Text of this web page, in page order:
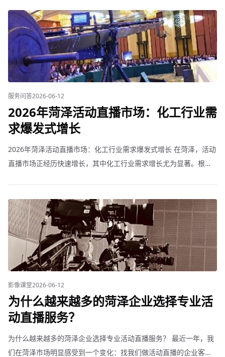
服务问答2026-06-12
2026年菏泽活动直播市场：化工行业需
求爆发式增长
2026年菏泽活动直播市场：化工行业需求爆发式增长 在菏泽，活动
直播市场正经历快速增长，其中化工行业需求增长尤为显著。根据
影像课堂2026-06-12
为什么越来越多的菏泽企业选择专业活
动直播服务？
为什么越来越多的菏泽企业选择专业活动直播服务？ 最近一年，我
们在菏泽市场明显感受到一个变化：找我们做活动直播的企业客户